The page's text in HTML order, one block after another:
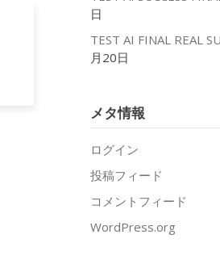
日
TEST AI FINAL REAL
月20日
メタ情報
ログイン
投稿フィード
コメントフィード
WordPress.org